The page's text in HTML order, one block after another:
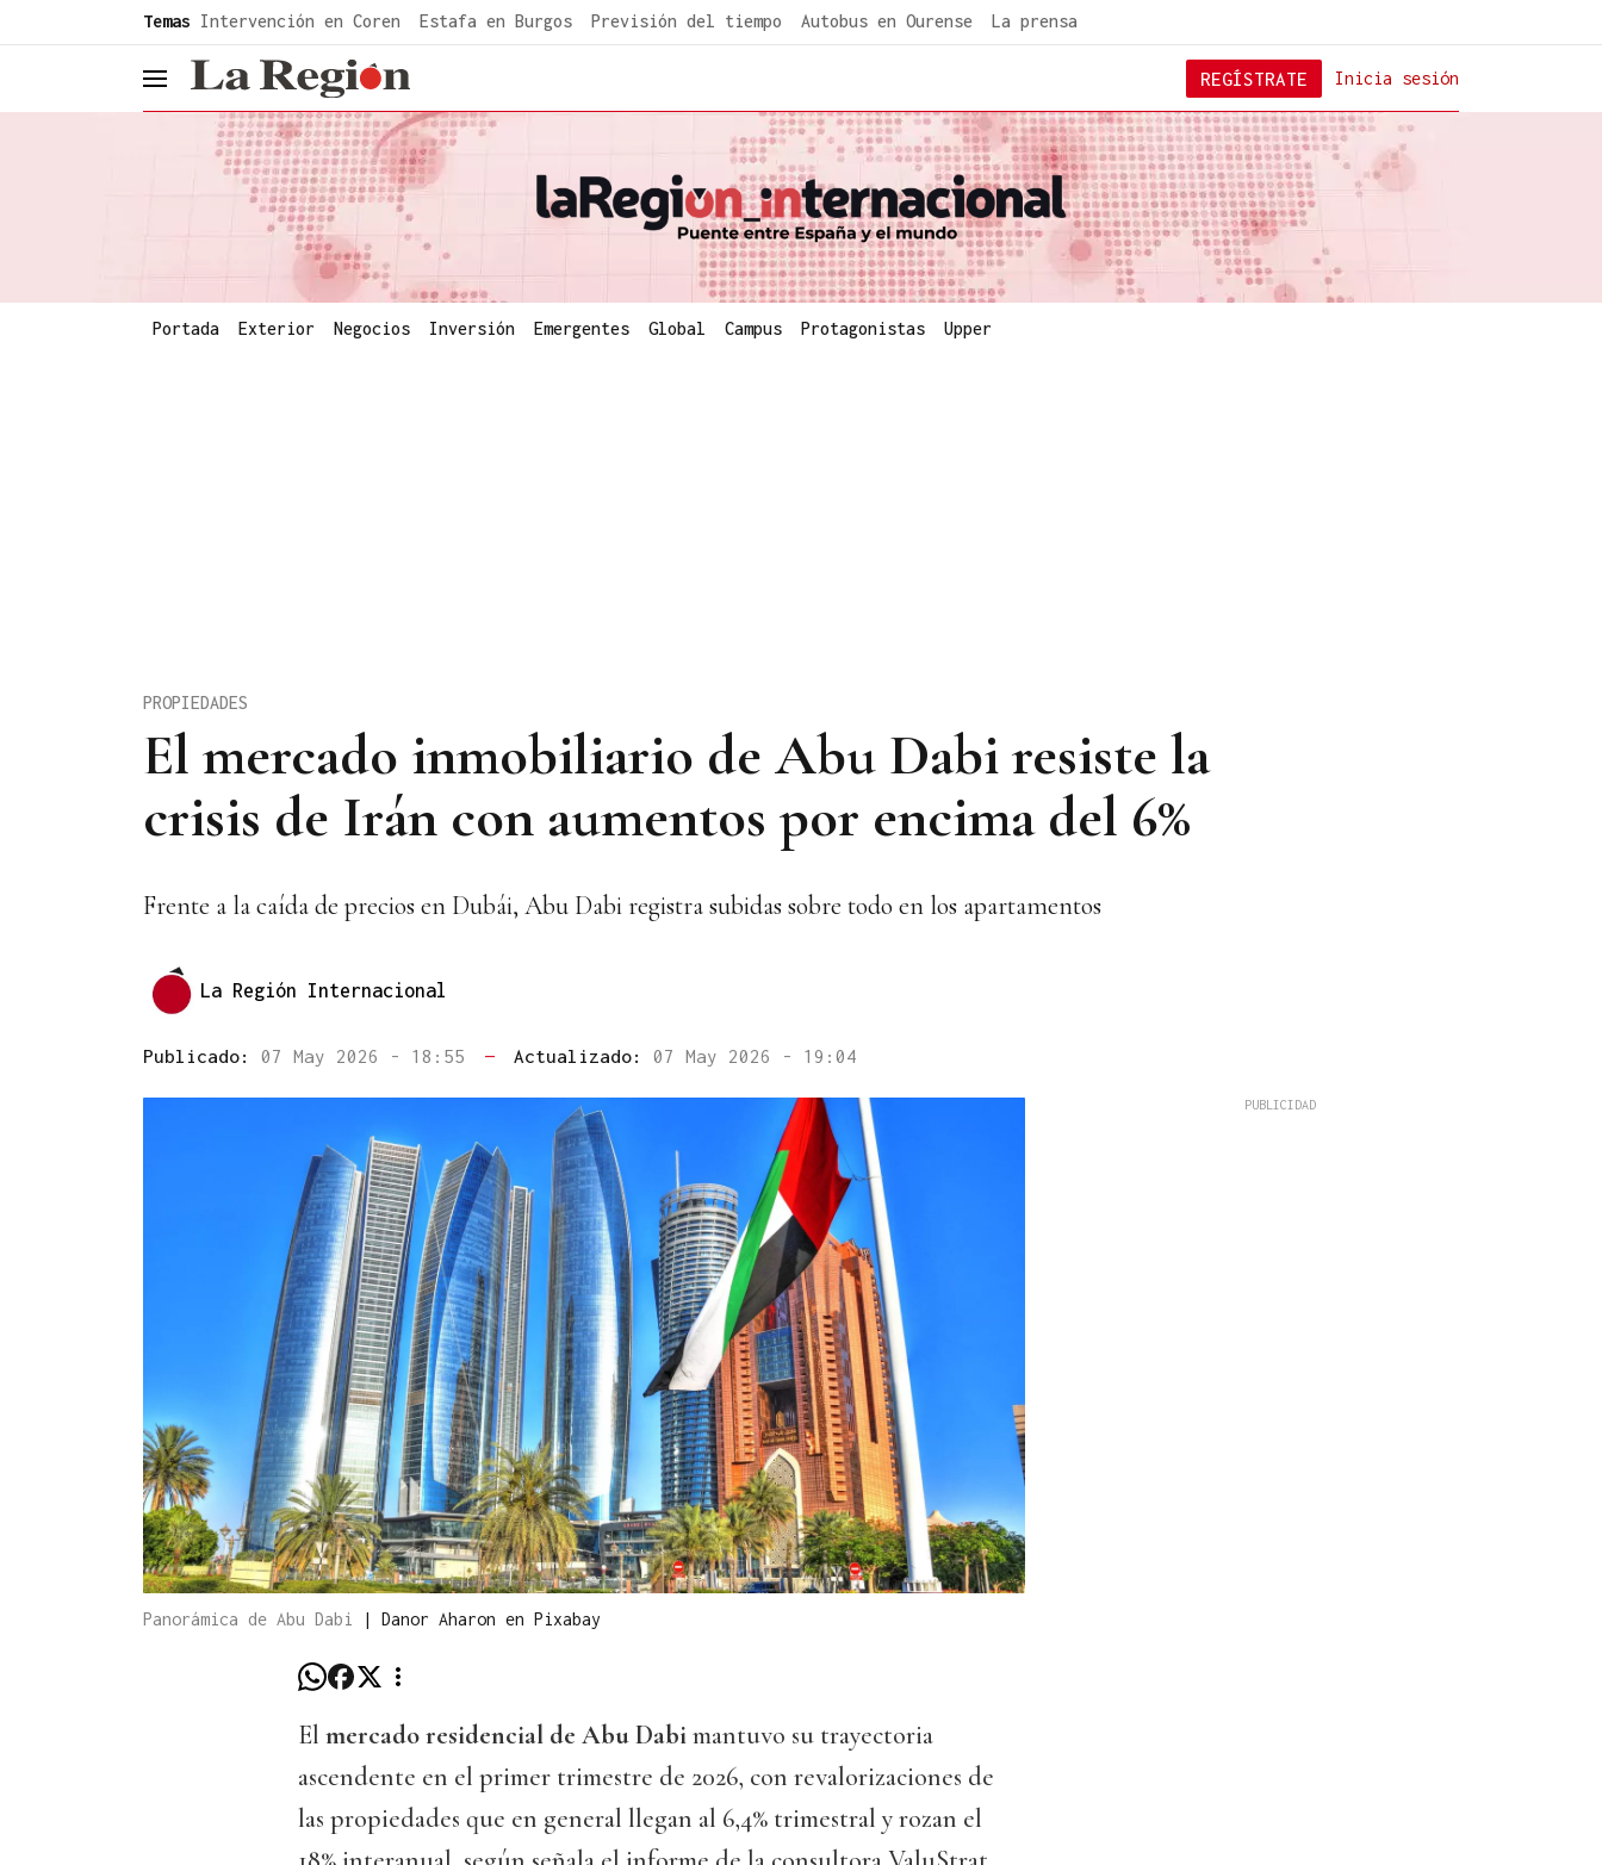
Temas Intervención en Coren Estafa en Burgos Previsión del tiempo Autobus en Ourense La prensa
header.menu.open Inicia sesión
REGÍSTRATE
Portada Exterior Negocios Inversión Emergentes Global Campus Protagonistas Upper
El mercado inmobiliario de Abu Dabi resiste la
crisis de Irán con aumentos por encima del 6%
PROPIEDADES
Frente a la caída de precios en Dubái, Abu Dabi registra subidas sobre todo en los apartamentos
La Región Internacional
Publicado: 07 May 2026 - 18:55 — Actualizado: 07 May 2026 - 19:04
Panorámica de Abu Dabi | Danor Aharon en Pixabay
El mercado residencial de Abu Dabimantuvo su trayectoria
ascendente en el primer trimestre de 2026, con revalorizaciones de
las propiedades que en general llegan al 6,4% trimestral y rozan el